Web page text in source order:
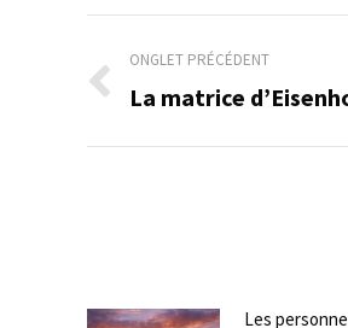
Navigation
de
commentaire
ONGLET PRÉCÉDENT
Onglet
La matrice
Les